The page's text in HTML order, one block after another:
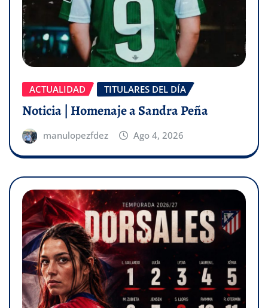
ACTUALIDAD TITULARES DEL DÍA
Noticia | Homenaje a Sandra Peña
manulopezfdez Ago 4, 2026